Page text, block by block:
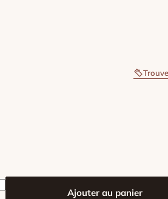
En Flanelle
Ajouter au panier